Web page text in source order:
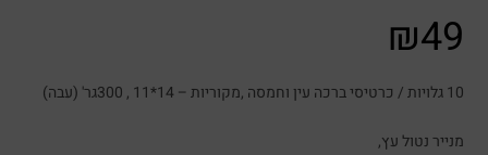
₪49
10 גלויות / כרטיסי ברכה עין וחמסה ,מקוריות – 14*11 , 300גר' (עבה)
מנייר נטול עץ,